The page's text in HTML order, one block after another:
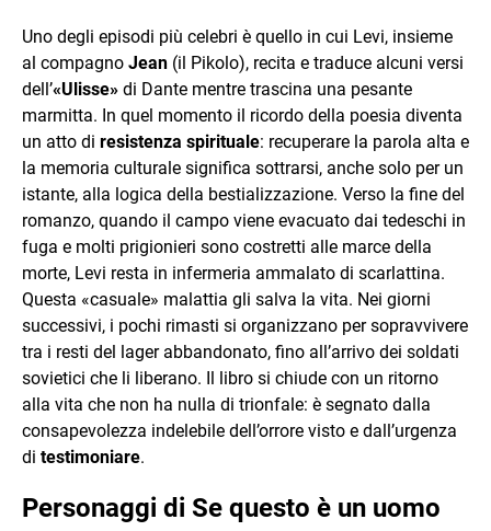
Uno degli episodi più celebri è quello in cui Levi, insieme
al compagno Jean (il Pikolo), recita e traduce alcuni versi
dell’«Ulisse» di Dante mentre trascina una pesante
marmitta. In quel momento il ricordo della poesia diventa
un atto di resistenza spirituale: recuperare la parola alta e
la memoria culturale significa sottrarsi, anche solo per un
istante, alla logica della bestializzazione. Verso la fine del
romanzo, quando il campo viene evacuato dai tedeschi in
fuga e molti prigionieri sono costretti alle marce della
morte, Levi resta in infermeria ammalato di scarlattina.
Questa «casuale» malattia gli salva la vita. Nei giorni
successivi, i pochi rimasti si organizzano per sopravvivere
tra i resti del lager abbandonato, fino all’arrivo dei soldati
sovietici che li liberano. Il libro si chiude con un ritorno
alla vita che non ha nulla di trionfale: è segnato dalla
consapevolezza indelebile dell’orrore visto e dall’urgenza
di testimoniare.
Personaggi di Se questo è un uomo